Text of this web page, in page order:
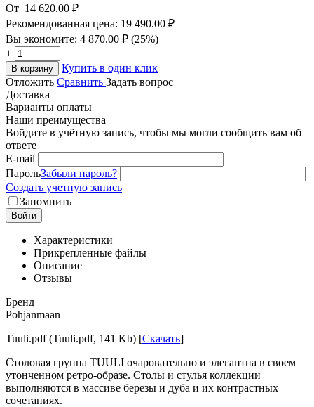
От 14 620.00 ₽
Рекомендованная цена: 19 490.00 ₽
Вы экономите: 4 870.00 ₽ (25%)
+
−
В корзину
Купить в один клик
Отложить Сравнить Задать вопрос
Доставка
Варианты оплаты
Наши преимущества
Войдите в учётную запись, чтобы мы могли сообщить вам об
ответе
E-mail
ПарольЗабыли пароль?
Создать учетную запись
Запомнить
Войти
Характеристики
Прикрепленные файлы
Описание
Отзывы
Бренд
Pohjanmaan
Tuuli.pdf (Tuuli.pdf, 141 Kb) [Скачать]
Столовая группа TUULI очаровательно и элегантна в своем
утонченном ретро-образе. Столы и стулья коллекции
выполняются в массиве березы и дуба и их контрастных
сочетаниях.